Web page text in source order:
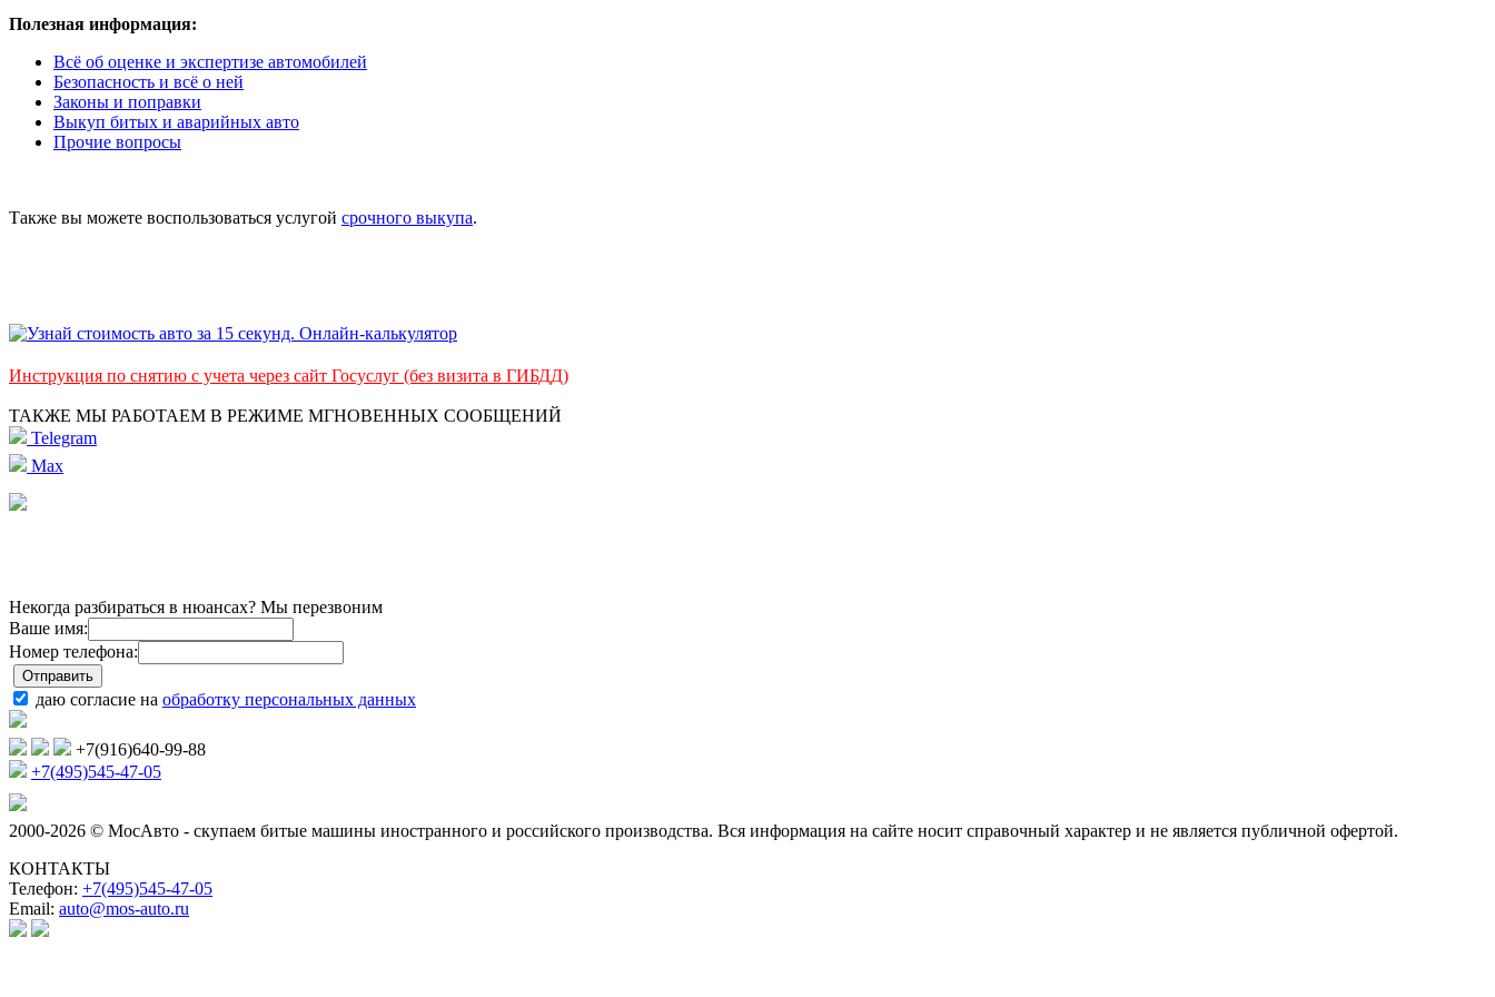
Полезная информация:
Всё об оценке и экспертизе автомобилей
Безопасность и всё о ней
Законы и поправки
Выкуп битых и аварийных авто
Прочие вопросы
Также вы можете воспользоваться услугой срочного выкупа.
Инструкция по снятию с учета через сайт Госуслуг (без визита в ГИБДД)
ТАКЖЕ МЫ РАБОТАЕМ В РЕЖИМЕ МГНОВЕННЫХ СООБЩЕНИЙ
Telegram
Max
Некогда разбираться в нюансах? Мы перезвоним
Ваше имя:
Номер телефона:
даю согласие на обработку персональных данных
+7(916)640-99-88
+7(495)545-47-05
2000-2026 © МосАвто - скупаем битые машины иностранного и российского производства. Вся информация на сайте носит справочный характер и не является публичной офертой.
КОНТАКТЫ
Телефон: +7(495)545-47-05
Email: auto@mos-auto.ru